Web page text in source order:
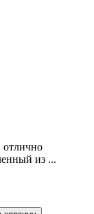
из ...